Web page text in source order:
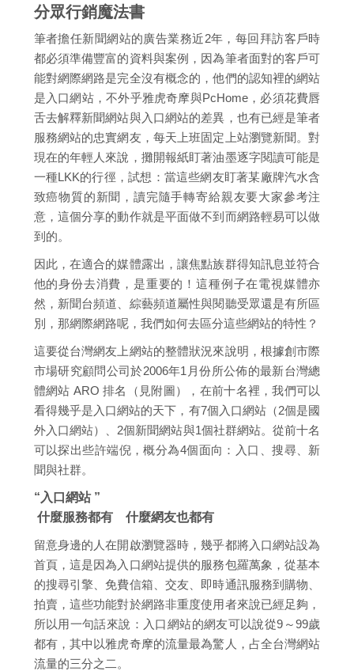
分眾行銷魔法書
筆者擔任新聞網站的廣告業務近2年，每回拜訪客戶時
都必須準備豐富的資料與案例，因為筆者面對的客戶可
能對網際網路是完全沒有概念的，他們的認知裡的網站
是入口網站，不外乎雅虎奇摩與PcHome，必須花費唇
舌去解釋新聞網站與入口網站的差異，也有已經是筆者
服務網站的忠實網友，每天上班固定上站瀏覽新聞。對
現在的年輕人來說，攤開報紙盯著油墨逐字閱讀可能是
一種LKK的行徑，試想：當這些網友盯著某廠牌汽水含
致癌物質的新聞，讀完隨手轉寄給親友要大家參考注
意，這個分享的動作就是平面做不到而網路輕易可以做
到的。
因此，在適合的媒體露出，讓焦點族群得知訊息並符合
他的身份去消費，是重要的！這種例子在電視媒體亦
然，新聞台頻道、綜藝頻道屬性與閱聽受眾還是有所區
別，那網際網路呢，我們如何去區分這些網站的特性？
這要從台灣網友上網站的整體狀況來說明，根據創市際
市場研究顧問公司於2006年1月份所公佈的最新台灣總
體網站 ARO 排名（見附圖），在前十名裡，我們可以
看得幾乎是入口網站的天下，有7個入口網站（2個是國
外入口網站）、2個新聞網站與1個社群網站。從前十名
可以探出些許端倪，概分為4個面向：入口、搜尋、新
聞與社群。
“入口網站 ”
什麼服務都有 什麼網友也都有
留意身邊的人在開啟瀏覽器時，幾乎都將入口網站設為
首頁，這是因為入口網站提供的服務包羅萬象，從基本
的搜尋引擎、免費信箱、交友、即時通訊服務到購物、
拍賣，這些功能對於網路非重度使用者來說已經足夠，
所以用一句話來說：入口網站的網友可以說從9～99歲
都有，其中以雅虎奇摩的流量最為驚人，占全台灣網站
流量的三分之二。